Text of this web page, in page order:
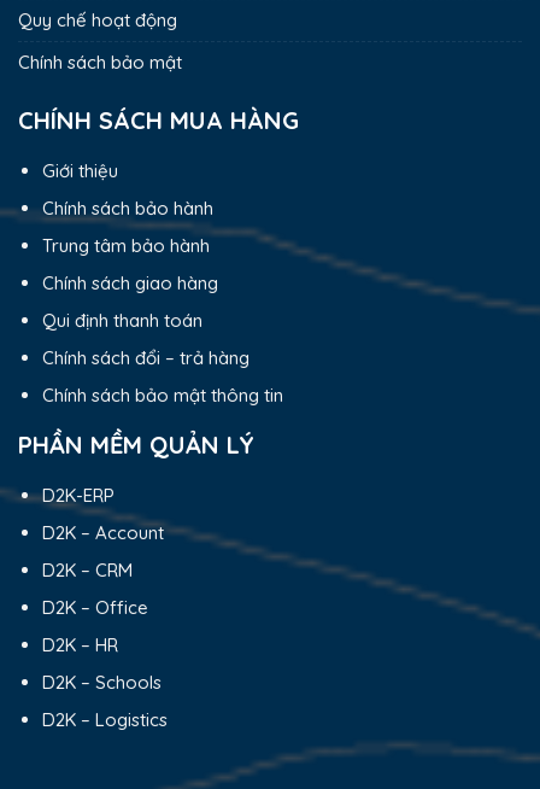
Quy chế hoạt động
Chính sách bảo mật
CHÍNH SÁCH MUA HÀNG
Giới thiệu
Chính sách bảo hành
Trung tâm bảo hành
Chính sách giao hàng
Qui định thanh toán
Chính sách đổi – trả hàng
Chính sách bảo mật thông tin
PHẦN MỀM QUẢN LÝ
D2K-ERP
D2K – Account
D2K – CRM
D2K – Office
D2K – HR
D2K – Schools
D2K – Logistics